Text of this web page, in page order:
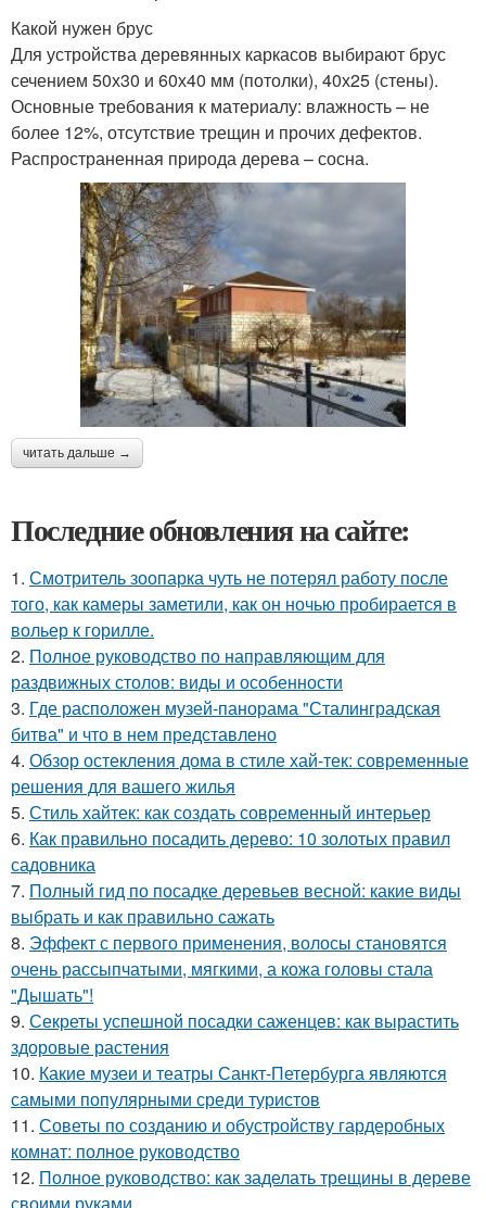
Какой нужен брус
Для устройства деревянных каркасов выбирают брус
сечением 50х30 и 60х40 мм (потолки), 40х25 (стены).
Основные требования к материалу: влажность – не
более 12%, отсутствие трещин и прочих дефектов.
Распространенная природа дерева – сосна.
читать дальше →
Последние обновления на сайте:
1. Смотритель зоопарка чуть не потерял работу после
того, как камеры заметили, как он ночью пробирается в
вольер к горилле.
2. Полное руководство по направляющим для
раздвижных столов: виды и особенности
3. Где расположен музей-панорама "Сталинградская
битва" и что в нем представлено
4. Обзор остекления дома в стиле хай-тек: современные
решения для вашего жилья
5. Стиль хайтек: как создать современный интерьер
6. Как правильно посадить дерево: 10 золотых правил
садовника
7. Полный гид по посадке деревьев весной: какие виды
выбрать и как правильно сажать
8. Эффект с первого применения, волосы становятся
очень рассыпчатыми, мягкими, а кожа головы стала
"Дышать"!
9. Секреты успешной посадки саженцев: как вырастить
здоровые растения
10. Какие музеи и театры Санкт-Петербурга являются
самыми популярными среди туристов
11. Советы по созданию и обустройству гардеробных
комнат: полное руководство
12. Полное руководство: как заделать трещины в дереве